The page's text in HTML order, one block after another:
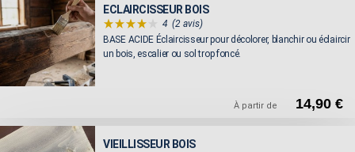
ECLAIRCISSEUR BOIS
4 (2 avis)
BASE ACIDE Éclaircisseur pour décolorer, blanchir ou éclaircir
un bois, escalier ou sol trop foncé.
À partir de 14,90 €
VIEILLISSEUR BOIS